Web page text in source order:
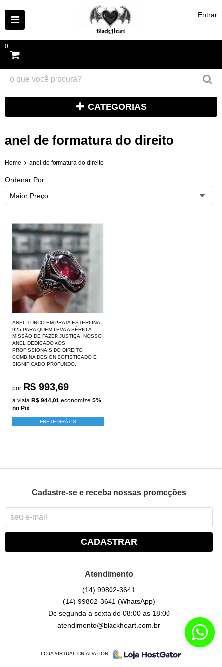
Entrar
0
CATEGORIAS
anel de formatura do direito
Home anel de formatura do direito
Ordenar Por
Maior Preço
ANEL TURCO EM PRATA ESTERLINA
925 PARA QUEM LEVA A SÉRIO A
MISSÃO DE FAZER JUSTIÇA. NOSSO
ANEL DEDICADO AOS
PROFISSIONAIS DO DIREITO
COMBINA DESIGN SOFISTICADO E
SIGNIFICADO PROFUNDO.
por R$ 993,69
à vista R$ 944,01 economize 5%
no Pix
FRETE GRÁTIS
Cadastre-se e receba nossas promoções
CADASTRAR
Atendimento
(14) 99802-3641
(14) 99802-3641 (WhatsApp)
De segunda a sexta de 08:00 as 18:00
atendimento@blackheart.com.br
LOJA VIRTUAL CRIADA POR